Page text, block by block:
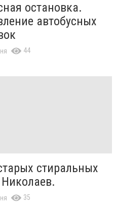
остановка.
автобусных
44
стиральных
35